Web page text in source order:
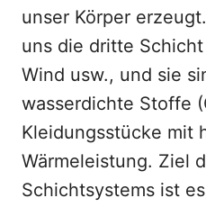
unser Körper
uns die dritte
Wind usw., und sie
wasserdichte Stoffe
Kleidungsstücke mit
Wärmeleistung. Ziel
Schichtsystems ist